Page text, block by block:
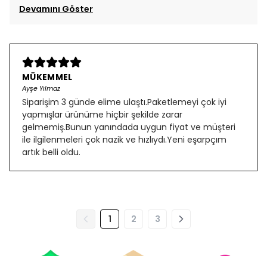
Devamını Göster
MÜKEMMEL
Ayşe Yılmaz
Siparişim 3 günde elime ulaştı.Paketlemeyi çok iyi
yapmışlar ürünüme hiçbir şekilde zarar
gelmemiş.Bunun yanındada uygun fiyat ve müşteri
ile ilgilenmeleri çok nazik ve hızlıydı.Yeni eşarpçım
artık belli oldu.
1 2 3